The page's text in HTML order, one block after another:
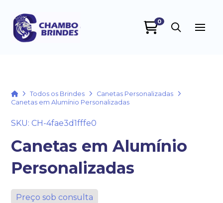
0
HomeTodos os Brindes
Canetas Personalizadas
Canetas em Alumínio Personalizadas
SKU: CH-4fae3d1fffe0
Canetas em Alumínio
Personalizadas
Preço sob consulta